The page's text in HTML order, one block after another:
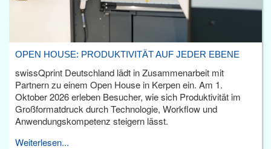
OPEN HOUSE: PRODUKTIVITÄT AUF JEDER EBENE
swissQprint Deutschland lädt in Zusammenarbeit mit
Partnern zu einem Open House in Kerpen ein. Am 1.
Oktober 2026 erleben Besucher, wie sich Produktivität im
Großformatdruck durch Technologie, Workflow und
Anwendungskompetenz steigern lässt.
Weiterlesen...